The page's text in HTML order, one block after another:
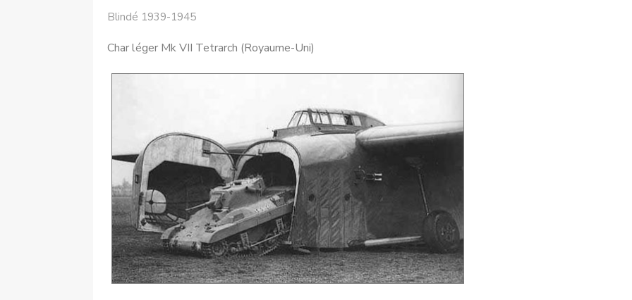
Blindé 1939-1945
Char léger Mk VII Tetrarch (Royaume-Uni)